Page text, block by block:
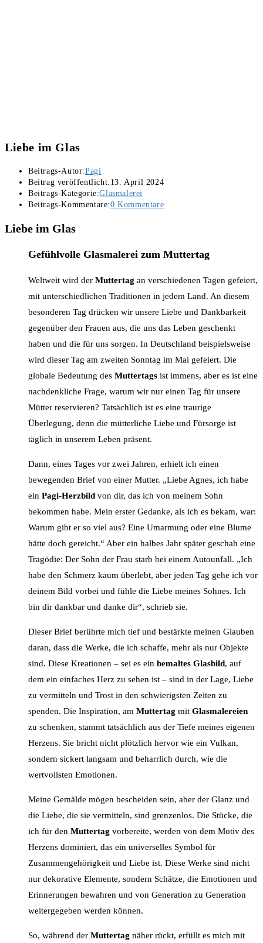
Liebe im Glas
Beitrags-Autor:Pagi
Beitrag veröffentlicht: 13. April 2024
Beitrags-Kategorie:Glasmalerei
Beitrags-Kommentare:0 Kommentare
Liebe im Glas
Gefühlvolle Glasmalerei zum Muttertag
Weltweit wird der Muttertag an verschiedenen Tagen gefeiert,
mit unterschiedlichen Traditionen in jedem Land. An diesem
besonderen Tag drücken wir unsere Liebe und Dankbarkeit
gegenüber den Frauen aus, die uns das Leben geschenkt
haben und die für uns sorgen. In Deutschland beispielsweise
wird dieser Tag am zweiten Sonntag im Mai gefeiert. Die
globale Bedeutung des Muttertags ist immens, aber es ist eine
nachdenkliche Frage, warum wir nur einen Tag für unsere
Mütter reservieren? Tatsächlich ist es eine traurige
Überlegung, denn die mütterliche Liebe und Fürsorge ist
täglich in unserem Leben präsent.
Dann, eines Tages vor zwei Jahren, erhielt ich einen
bewegenden Brief von einer Mutter. „Liebe Agnes, ich habe
ein Pagi-Herzbild von dir, das ich von meinem Sohn
bekommen habe. Mein erster Gedanke, als ich es bekam, war:
Warum gibt er so viel aus? Eine Umarmung oder eine Blume
hätte doch gereicht.“ Aber ein halbes Jahr später geschah eine
Tragödie: Der Sohn der Frau starb bei einem Autounfall. „Ich
habe den Schmerz kaum überlebt, aber jeden Tag gehe ich vor
deinem Bild vorbei und fühle die Liebe meines Sohnes. Ich
bin dir dankbar und danke dir“, schrieb sie.
Dieser Brief berührte mich tief und bestärkte meinen Glauben
daran, dass die Werke, die ich schaffe, mehr als nur Objekte
sind. Diese Kreationen – sei es ein bemaltes Glasbild, auf
dem ein einfaches Herz zu sehen ist – sind in der Lage, Liebe
zu vermitteln und Trost in den schwierigsten Zeiten zu
spenden. Die Inspiration, am Muttertag mit Glasmalereien
zu schenken, stammt tatsächlich aus der Tiefe meines eigenen
Herzens. Sie bricht nicht plötzlich hervor wie ein Vulkan,
sondern sickert langsam und beharrlich durch, wie die
wertvollsten Emotionen.
Meine Gemälde mögen bescheiden sein, aber der Glanz und
die Liebe, die sie vermitteln, sind grenzenlos. Die Stücke, die
ich für den Muttertag vorbereite, werden von dem Motiv des
Herzens dominiert, das ein universelles Symbol für
Zusammengehörigkeit und Liebe ist. Diese Werke sind nicht
nur dekorative Elemente, sondern Schätze, die Emotionen und
Erinnerungen bewahren und von Generation zu Generation
weitergegeben werden können.
So, während der Muttertag näher rückt, erfüllt es mich mit